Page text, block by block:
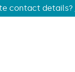
contact details?